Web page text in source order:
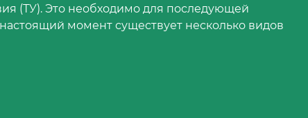
(ТУ). Это необходимо для последующей
момент существует несколько видов